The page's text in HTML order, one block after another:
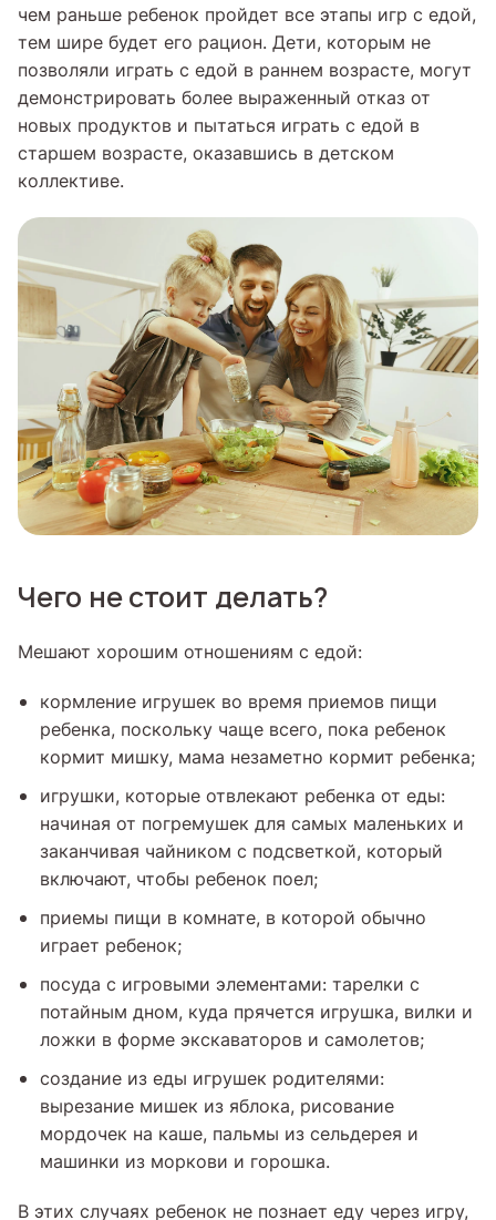
чем раньше ребенок пройдет все этапы игр с едой,
тем шире будет его рацион. Дети, которым не
позволяли играть с едой в раннем возрасте, могут
демонстрировать более выраженный отказ от
новых продуктов и пытаться играть с едой в
старшем возрасте, оказавшись в детском
коллективе.
Чего не стоит делать?
Мешают хорошим отношениям с едой:
кормление игрушек во время приемов пищи
ребенка, поскольку чаще всего, пока ребенок
кормит мишку, мама незаметно кормит ребенка;
игрушки, которые отвлекают ребенка от еды:
начиная от погремушек для самых маленьких и
заканчивая чайником с подсветкой, который
включают, чтобы ребенок поел;
приемы пищи в комнате, в которой обычно
играет ребенок;
посуда с игровыми элементами: тарелки с
потайным дном, куда прячется игрушка, вилки и
ложки в форме экскаваторов и самолетов;
создание из еды игрушек родителями:
вырезание мишек из яблока, рисование
мордочек на каше, пальмы из сельдерея и
машинки из моркови и горошка.
В этих случаях ребенок не познает еду через игру,